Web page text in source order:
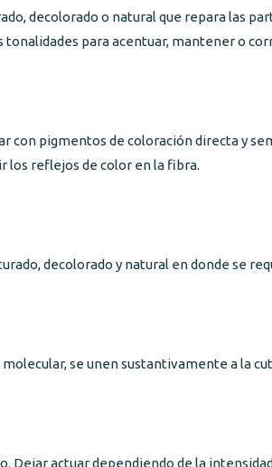
decolorado o natural que repara las
para acentuar, mantener o
con pigmentos de coloración directa y
los reflejos de color en la fibra.
decolorado y natural en donde se
se unen sustantivamente a la
Dejar actuar dependiendo de la